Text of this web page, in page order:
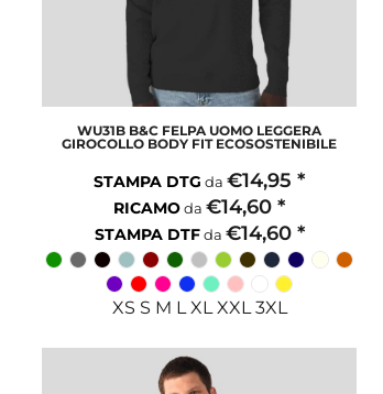
WU31B B&C FELPA UOMO LEGGERA
GIROCOLLO BODY FIT ECOSOSTENIBILE
STAMPA DTG da€14,95*
RICAMO da€14,60*
STAMPA DTFda €14,60 *
XS S M L XL XXL 3XL